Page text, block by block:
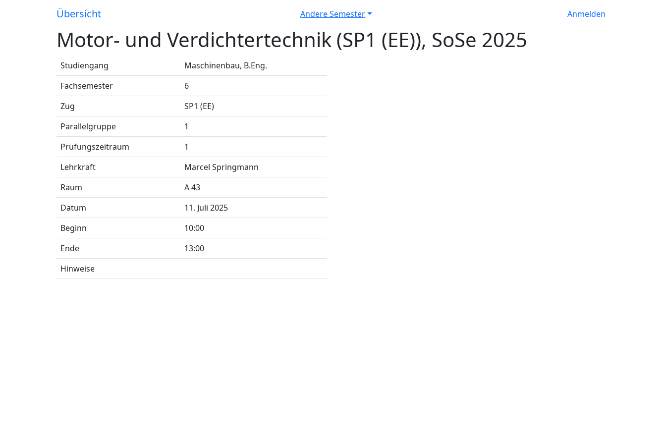
Übersicht Andere Semester Anmelden
Motor- und Verdichtertechnik (SP1 (EE)), SoSe 2025
Studiengang
Maschinenbau, B.Eng.
Fachsemester
6
Zug
SP1 (EE)
Parallelgruppe
1
Prüfungszeitraum
1
Lehrkraft
Marcel Springmann
Raum
A 43
Datum
11. Juli 2025
Beginn
10:00
Ende
13:00
Hinweise